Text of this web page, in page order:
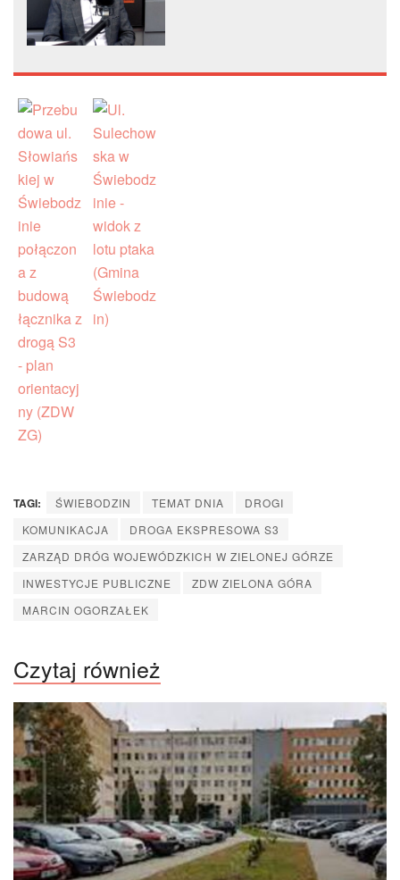
TAGI: ŚWIEBODZIN TEMAT DNIA
DROGI
KOMUNIKACJA
DROGA EKSPRESOWA S3
ZARZĄD DRÓG WOJEWÓDZKICH W ZIELONEJ GÓRZE
INWESTYCJE PUBLICZNE
ZDW ZIELONA GÓRA
MARCIN OGORZAŁEK
Czytaj również